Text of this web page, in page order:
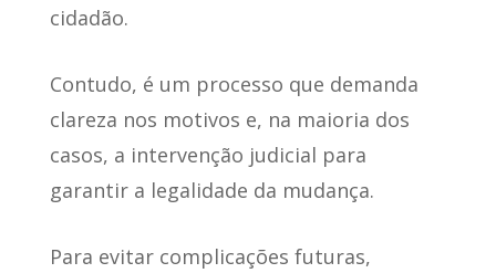
cidadão.
Contudo, é um processo que demanda
clareza nos motivos e, na maioria dos
casos, a intervenção judicial para
garantir a legalidade da mudança.
Para evitar complicações futuras,